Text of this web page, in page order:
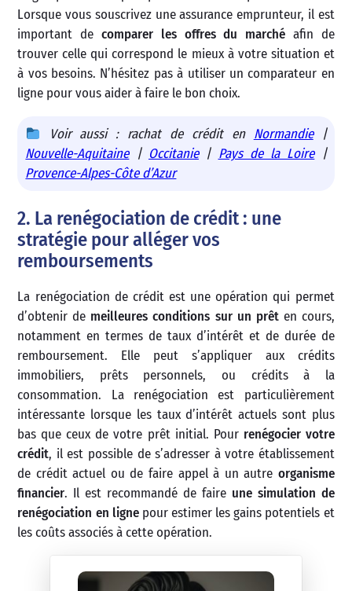
Lorsque vous souscrivez une assurance emprunteur, il est
important de comparer les offres du marché afin de
trouver celle qui correspond le mieux à votre situation et
à vos besoins. N’hésitez pas à utiliser un comparateur en
ligne pour vous aider à faire le bon choix.
Voir aussi : rachat de crédit en Normandie|
Nouvelle-Aquitaine| Occitanie| Pays de la Loire|
Provence-Alpes-Côte d’Azur
2. La renégociation de crédit : une
stratégie pour alléger vos
remboursements
La renégociation de crédit est une opération qui permet
d’obtenir de meilleures conditions sur un prêten cours,
notamment en termes de taux d’intérêt et de durée de
remboursement. Elle peut s’appliquer aux crédits
immobiliers, prêts personnels, ou crédits à la
consommation. La renégociation est particulièrement
intéressante lorsque les taux d’intérêt actuels sont plus
bas que ceux de votre prêt initial. Pour renégocier votre
crédit, il est possible de s’adresser à votre établissement
de crédit actuel ou de faire appel à un autre organisme
financier. Il est recommandé de faire une simulation de
renégociation en lignepour estimer les gains potentiels et
les coûts associés à cette opération.